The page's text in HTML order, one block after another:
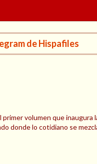
de Hispafiles
volumen que
donde lo cotidiano se